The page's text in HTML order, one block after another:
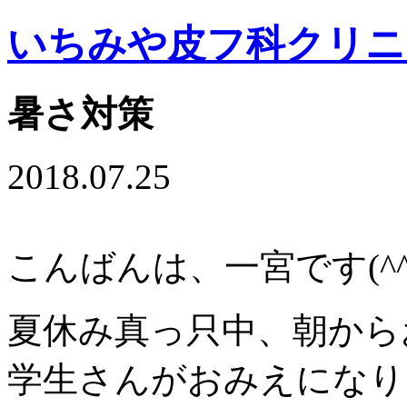
いちみや皮フ科クリ
暑さ対策
2018.07.25
こんばんは、一宮です
夏休み真っ只中、朝か
学生さんがおみえにな